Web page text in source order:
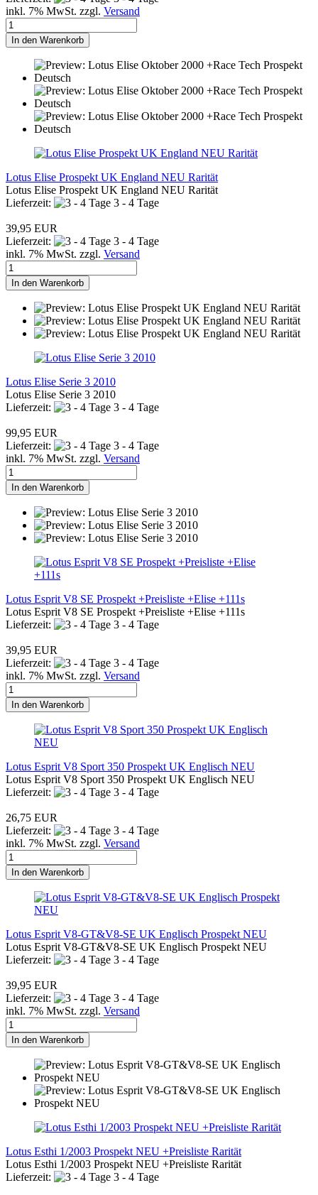
inkl. 7% MwSt. zzgl. Versand
In den Warenkorb
Lotus Elise Prospekt UK England NEU Rarität
Lotus Elise Prospekt UK England NEU Rarität
Lieferzeit:
3 - 4 Tage
39,95 EUR
Lieferzeit:
3 - 4 Tage
inkl. 7% MwSt. zzgl. Versand
In den Warenkorb
Lotus Elise Serie 3 2010
Lotus Elise Serie 3 2010
Lieferzeit:
3 - 4 Tage
99,95 EUR
Lieferzeit:
3 - 4 Tage
inkl. 7% MwSt. zzgl. Versand
In den Warenkorb
Lotus Esprit V8 SE Prospekt +Preisliste +Elise +111s
Lotus Esprit V8 SE Prospekt +Preisliste +Elise +111s
Lieferzeit:
3 - 4 Tage
39,95 EUR
Lieferzeit:
3 - 4 Tage
inkl. 7% MwSt. zzgl. Versand
In den Warenkorb
Lotus Esprit V8 Sport 350 Prospekt UK Englisch NEU
Lotus Esprit V8 Sport 350 Prospekt UK Englisch NEU
Lieferzeit:
3 - 4 Tage
26,75 EUR
Lieferzeit:
3 - 4 Tage
inkl. 7% MwSt. zzgl. Versand
In den Warenkorb
Lotus Esprit V8-GT&V8-SE UK Englisch Prospekt NEU
Lotus Esprit V8-GT&V8-SE UK Englisch Prospekt NEU
Lieferzeit:
3 - 4 Tage
39,95 EUR
Lieferzeit:
3 - 4 Tage
inkl. 7% MwSt. zzgl. Versand
In den Warenkorb
Lotus Esthi 1/2003 Prospekt NEU +Preisliste Rarität
Lotus Esthi 1/2003 Prospekt NEU +Preisliste Rarität
Lieferzeit:
3 - 4 Tage